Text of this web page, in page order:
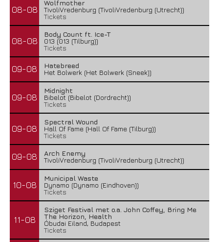
08-08
Wolfmother
TivoliVredenburg (TivoliVredenburg (Utrecht))
Tickets
08-08
Body Count ft. Ice-T
013 (013 (Tilburg))
Tickets
09-08
Hatebreed
Het Bolwerk (Het Bolwerk (Sneek))
09-08
Midnight
Bibelot (Bibelot (Dordrecht))
Tickets
09-08
Spectral Wound
Hall Of Fame (Hall Of Fame (Tilburg))
Tickets
09-08
Arch Enemy
TivoliVredenburg (TivoliVredenburg (Utrecht))
10-08
Municipal Waste
Dynamo (Dynamo (Eindhoven))
Tickets
11-08
Sziget Festival met o.a. John Coffey, Bring Me
The Horizon, Health
Óbudai Eiland, Budapest
Tickets